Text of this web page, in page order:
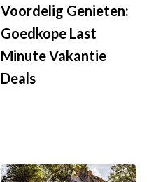
Voordelig Genieten:
Goedkope Last
Minute Vakantie
Deals